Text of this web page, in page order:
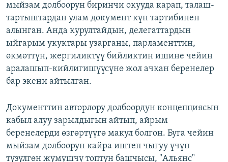
мыйзам долбоорун биринчи окууда карап, талаш-
тартыштардан улам документ күн тартибинен
алынган. Анда курултайдын, делегаттардын
ыйгарым укуктары узарганы, парламенттин,
өкмөттүн, жергиликтүү бийликтин ишине чейин
аралашып-кийлигишүүсүнө жол ачкан беренелер
бар экени айтылган.
Документтин авторлору долбоордун концепциясын
кабыл алуу зарылдыгын айтып, айрым
беренелерди өзгөртүүгө макул болгон. Буга чейин
мыйзам долбоорун кайра иштеп чыгуу үчүн
түзүлгөн жумушчу топтун башчысы, "Альянс"